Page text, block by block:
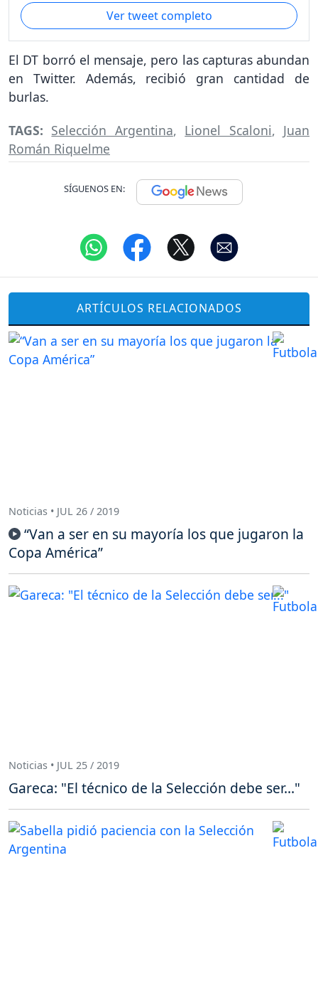
Ver tweet completo
El DT borró el mensaje, pero las capturas abundan
en Twitter. Además, recibió gran cantidad de
burlas.
TAGS: Selección Argentina, Lionel Scaloni, Juan
Román Riquelme
SÍGUENOS EN:
ARTÍCULOS RELACIONADOS
Noticias • JUL 26 / 2019
“Van a ser en su mayoría los que jugaron la
Copa América”
Noticias • JUL 25 / 2019
Gareca: "El técnico de la Selección debe ser..."